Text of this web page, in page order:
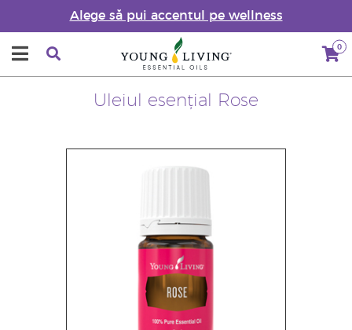
Alege să pui accentul pe wellness
0
Uleiul esențial Rose